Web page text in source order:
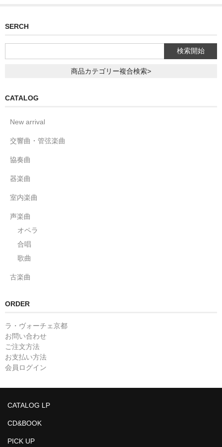
SERCH
商品カテゴリー複合検索>
CATALOG
New arrival
交響曲・管弦楽曲
協奏曲
器楽曲
室内楽曲
声楽曲
オペラ
合唱
歌曲
古楽曲
ORDER
ラ・ヴォーチェ京都
お問い合わせ
ご注文方法
お支払い方法
会員ログイン
CATALOG LP
CD&BOOK
PICK UP